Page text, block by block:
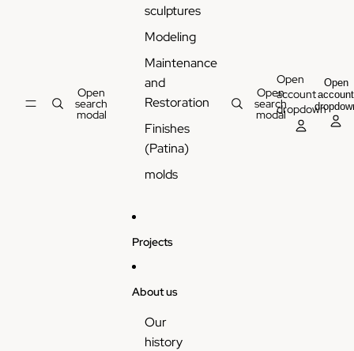
Open
search
modal
sculptures
Modeling
Maintenance
and
Restoration
Finishes
(Patina)
molds
Projects
About us
Our
history
Open
search
modal
Open
account
dropdown
Open
account